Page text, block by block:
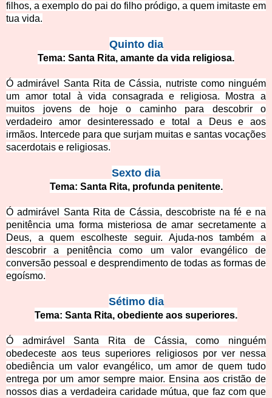
filhos, a exemplo do pai do filho pródigo, a quem imitaste em
tua vida.
Quinto dia
Tema: Santa Rita, amante da vida religiosa.
Ó admirável Santa Rita de Cássia, nutriste como ninguém
um amor total à vida consagrada e religiosa. Mostra a
muitos jovens de hoje o caminho para descobrir o
verdadeiro amor desinteressado e total a Deus e aos
irmãos. Intercede para que surjam muitas e santas vocações
sacerdotais e religiosas.
Sexto dia
Tema: Santa Rita, profunda penitente.
Ó admirável Santa Rita de Cássia, descobriste na fé e na
penitência uma forma misteriosa de amar secretamente a
Deus, a quem escolheste seguir. Ajuda-nos também a
descobrir a penitência como um valor evangélico de
conversão pessoal e desprendimento de todas as formas de
egoísmo.
Sétimo dia
Tema: Santa Rita, obediente aos superiores.
Ó admirável Santa Rita de Cássia, como ninguém
obedeceste aos teus superiores religiosos por ver nessa
obediência um valor evangélico, um amor de quem tudo
entrega por um amor sempre maior. Ensina aos cristão de
nossos dias a verdadeira caridade mútua, que faz com que